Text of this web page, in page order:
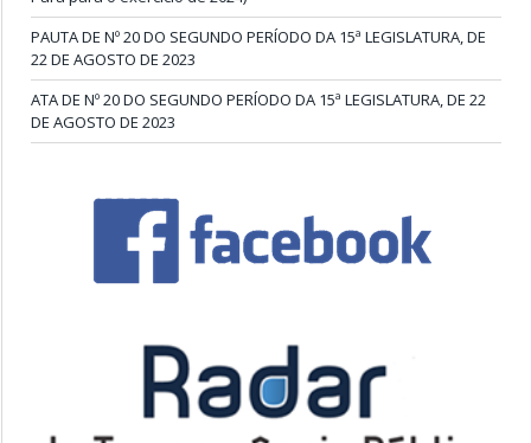
PAUTA DE Nº 20 DO SEGUNDO PERÍODO DA 15ª LEGISLATURA, DE
22 DE AGOSTO DE 2023
ATA DE Nº 20 DO SEGUNDO PERÍODO DA 15ª LEGISLATURA, DE 22
DE AGOSTO DE 2023